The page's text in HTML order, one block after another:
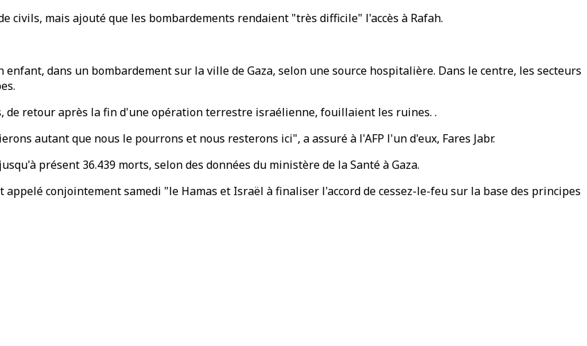
civils, mais ajouté que les bombardements rendaient "très difficile" l'accès à Rafah.
dans un bombardement sur la ville de Gaza, selon une source hospitalière. Dans le centre, les secteurs
de retour après la fin d'une opération terrestre israélienne, fouillaient les ruines. .
autant que nous le pourrons et nous resterons ici", a assuré à l'AFP l'un d'eux, Fares Jabr.
présent 36.439 morts, selon des données du ministère de la Santé à Gaza.
conjointement samedi "le Hamas et Israël à finaliser l'accord de cessez-le-feu sur la base des principes